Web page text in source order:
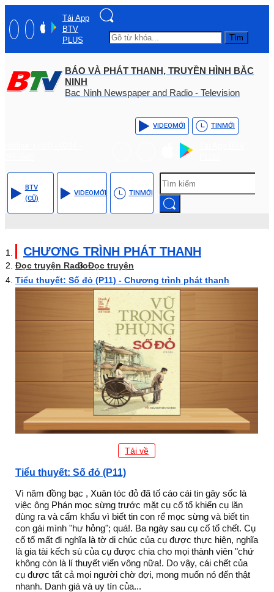
Tải App
BTV
PLUS
Tìm
BÁO VÀ PHÁT THANH, TRUYỀN HÌNH BẮC
NINH
Bac Ninh Newspaper and Radio - Television
VIDEOMỚI TINMỚI
BTV
(CŨ)
VIDEOMỚI TINMỚI
CHƯƠNG TRÌNH PHÁT THANH
Đọc truyện RadioĐọc truyện
Tiểu thuyết: Số đỏ (P11) - Chương trình phát thanh
Tải về
Tiểu thuyết: Số đỏ (P11)
Vì năm đồng bạc , Xuân tóc đỏ đã tố cáo cái tin gây sốc là
việc ông Phán mọc sừng trước mặt cụ cố tổ khiến cụ lăn
đùng ra và cấm khẩu vì biết tin con rể mọc sừng và biết tin
con gái mình "hư hỏng"; quá!. Ba ngày sau cụ cố tổ chết. Cụ
cố tổ mất đi nghĩa là tờ di chúc của cụ được thực hiện, nghĩa
là gia tài kếch sù của cụ được chia cho mọi thành viên "chứ
không còn là lí thuyết viển vông nữa!. Do vậy, cái chết của
cụ được tất cả mọi người chờ đợi, mong muốn nó đến thật
nhanh. Danh giá và uy tín của...